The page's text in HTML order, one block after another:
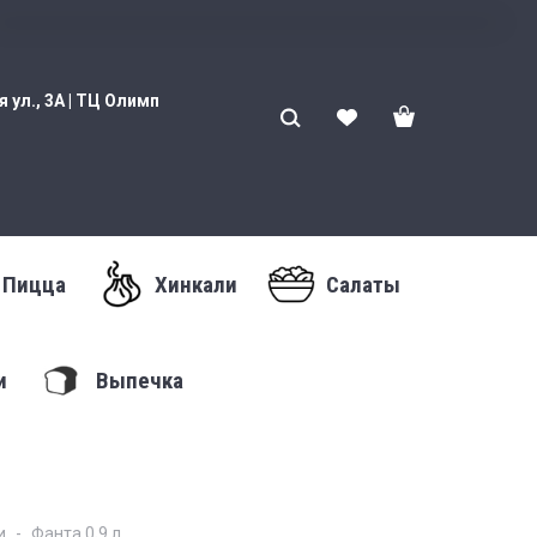
ул., 3А | ТЦ Олимп
Пицца Хинкали Салаты
Выпечка